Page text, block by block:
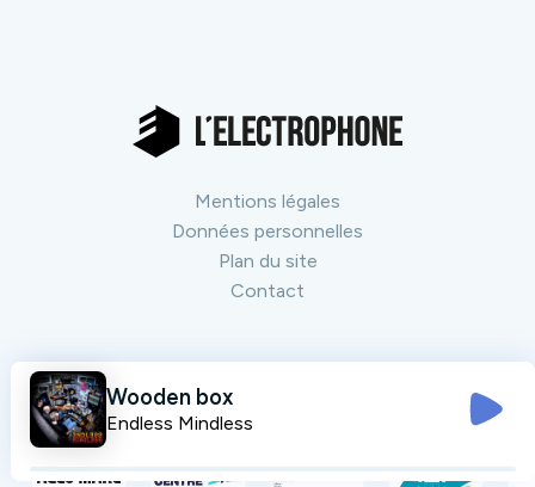
Mentions légales
Données personnelles
Plan du site
Contact
Nos partenaires
Wooden box
Endless Mindless